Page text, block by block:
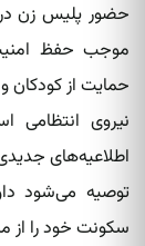
حضور پلیس زن
موجب حفظ امنیت
حمایت از
نیروی انتظامی
اطلاعیه‌های
توصیه می‌شود
سکونت خود را از